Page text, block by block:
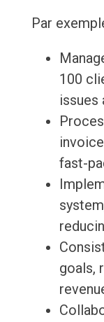
Par
100
issues
fast-
goals,